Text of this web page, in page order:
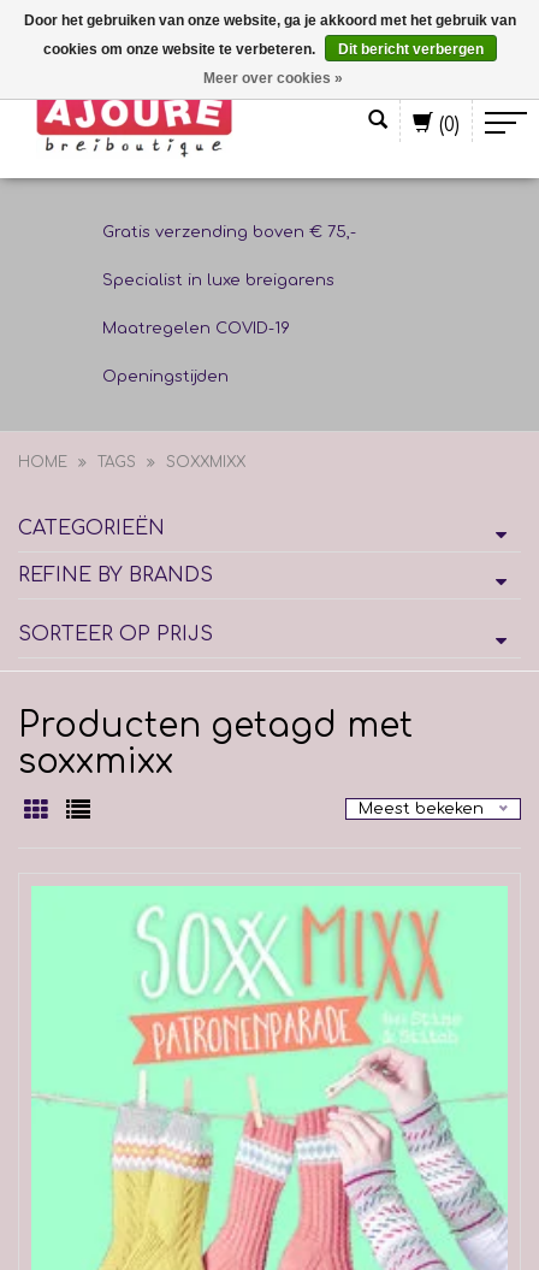
(0)
Gratis verzending boven € 75,-
Specialist in luxe breigarens
Maatregelen COVID-19
Openingstijden
HOME TAGS SOXXMIXX
CATEGORIEËN
REFINE BY BRANDS
SORTEER OP PRIJS
Producten getagd met
soxxmixx
Meest bekeken
Door het gebruiken van onze website, ga je akkoord met het gebruik van
cookies om onze website te verbeteren.
Dit bericht verbergen
Meer over cookies »